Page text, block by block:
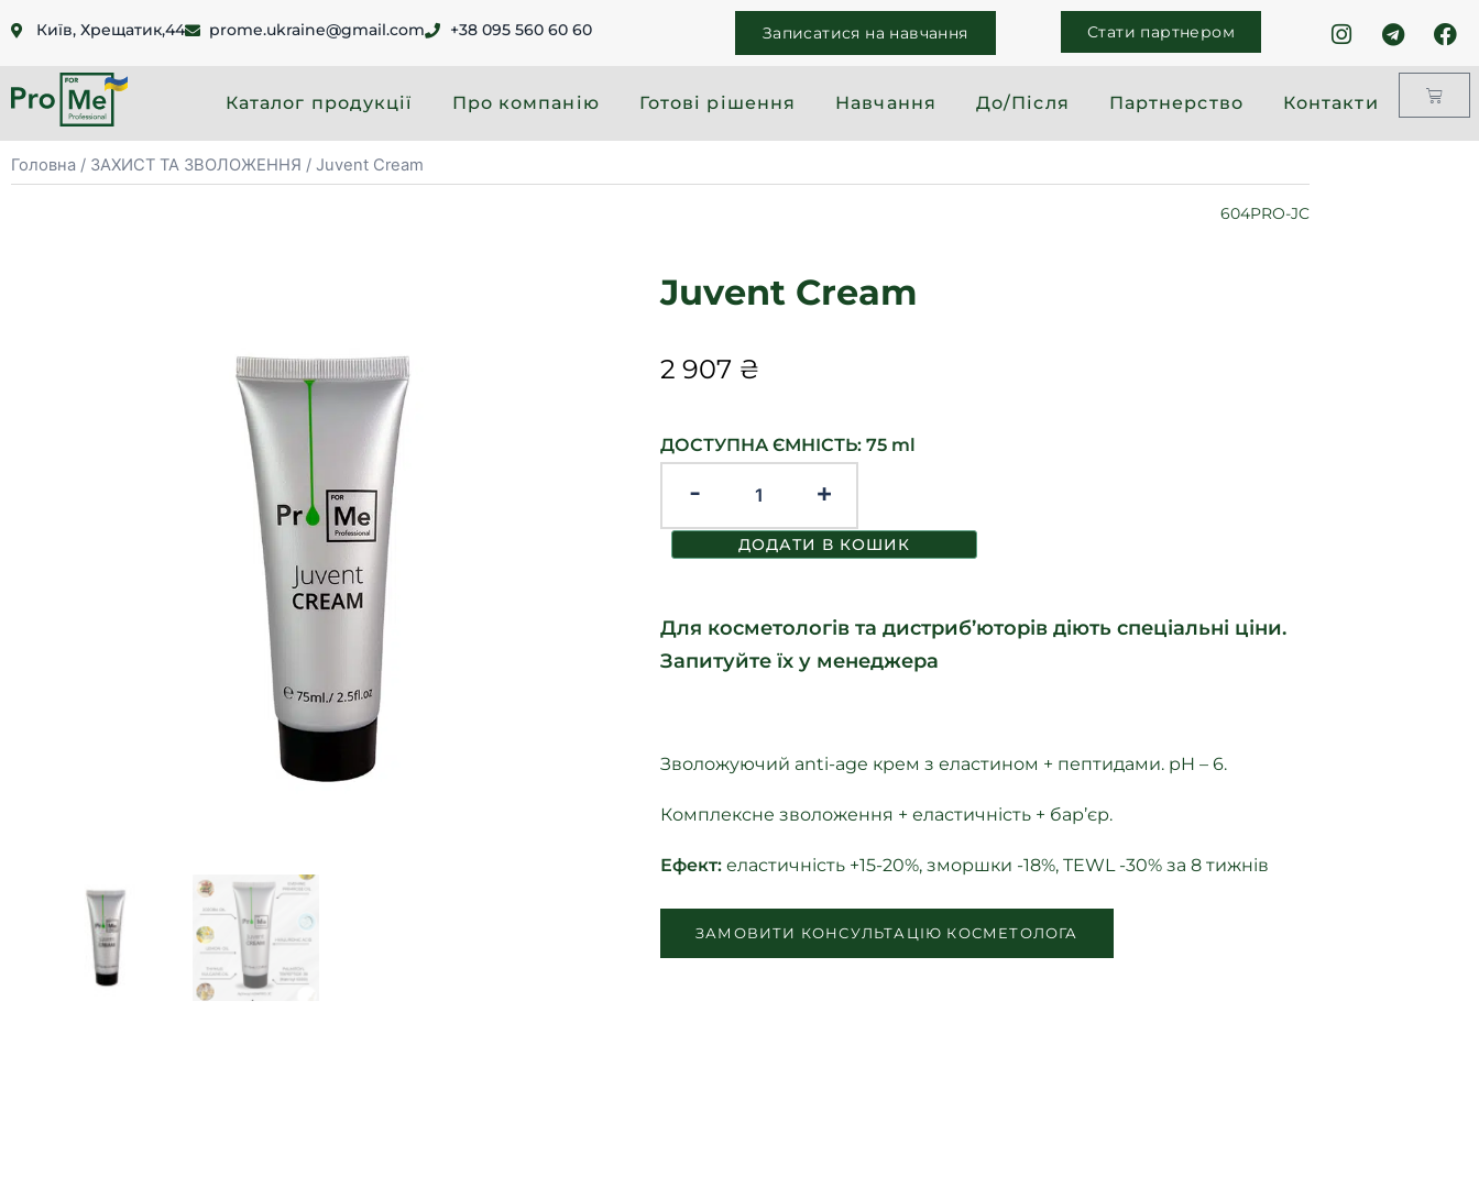
Київ, Хрещатик,44 prome.ukraine@gmail.com +38 095 560 60 60 Записатися на навчання Стати партнером
Каталог продукції Про компанію Готові рішення Навчання До/Після Партнерство Контакти
Головна / ЗАХИСТ ТА ЗВОЛОЖЕННЯ / Juvent Cream
604PRO-JC
Juvent Cream
2 907 ₴
ДОСТУПНА ЄМНІСТЬ: 75 ml
- +
ДОДАТИ В КОШИК
Для косметологів та дистриб’юторів діють спеціальні ціни.
Запитуйте їх у менеджера
Зволожуючий anti-age крем з еластином + пептидами. pH – 6.
Комплексне зволоження + еластичність + бар’єр.
Ефект: еластичність +15-20%, зморшки -18%, TEWL -30% за 8 тижнів
ЗАМОВИТИ КОНСУЛЬТАЦІЮ КОСМЕТОЛОГА